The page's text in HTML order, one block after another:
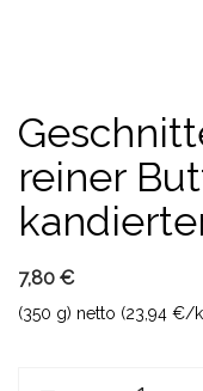
reiner
7,80 €
(350 g) netto (23,94 €/